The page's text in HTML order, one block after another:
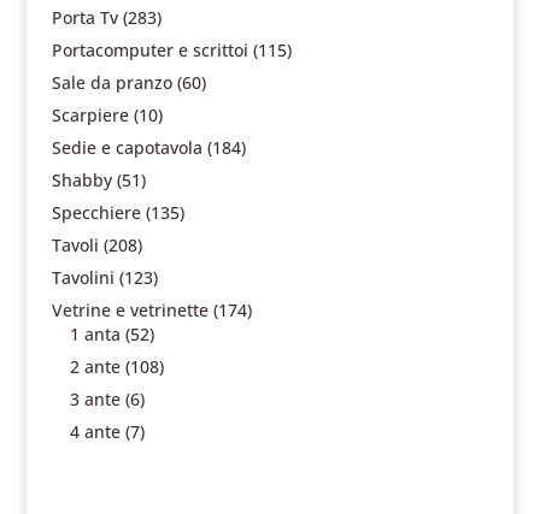
Porta Tv (283)
Portacomputer e scrittoi (115)
Sale da pranzo (60)
Scarpiere (10)
Sedie e capotavola (184)
Shabby (51)
Specchiere (135)
Tavoli (208)
Tavolini (123)
Vetrine e vetrinette (174)
1 anta (52)
2 ante (108)
3 ante (6)
4 ante (7)